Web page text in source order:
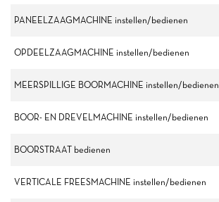
PANEELZAAGMACHINE instellen/bedienen
OPDEELZAAGMACHINE instellen/bedienen
MEERSPILLIGE BOORMACHINE instellen/bedienen
BOOR- EN DREVELMACHINE instellen/bedienen
BOORSTRAAT bedienen
VERTICALE FREESMACHINE instellen/bedienen